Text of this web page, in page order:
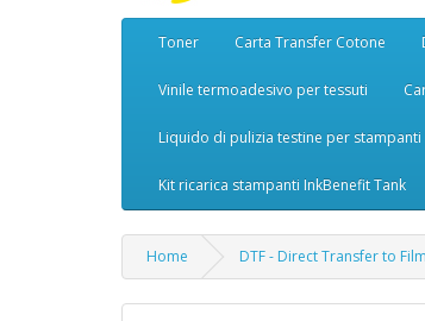
Toner Carta Transfer Cotone
Vinile termoadesivo per tessuti
Liquido di pulizia testine per stampanti
Kit ricarica stampanti InkBenefit Tank
Home DTF - Direct Transfer to Film